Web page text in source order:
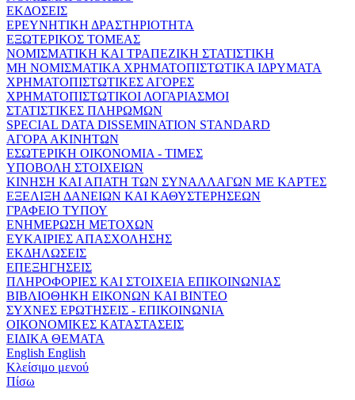
ΕΚΔΟΣΕΙΣ
ΕΡΕΥΝΗΤΙΚΗ ΔΡΑΣΤΗΡΙΟΤΗΤΑ
ΕΞΩΤΕΡΙΚΟΣ ΤΟΜΕΑΣ
ΝΟΜΙΣΜΑΤΙΚΗ ΚΑΙ ΤΡΑΠΕΖΙΚΗ ΣΤΑΤΙΣΤΙΚΗ
ΜΗ ΝΟΜΙΣΜΑΤΙΚΑ ΧΡΗΜΑΤΟΠΙΣΤΩΤΙΚΑ ΙΔΡΥΜΑΤΑ
ΧΡΗΜΑΤΟΠΙΣΤΩΤΙΚΕΣ ΑΓΟΡΕΣ
ΧΡΗΜΑΤΟΠΙΣΤΩΤΙΚΟΙ ΛΟΓΑΡΙΑΣΜΟΙ
ΣΤΑΤΙΣΤΙΚΕΣ ΠΛΗΡΩΜΩΝ
SPECIAL DATA DISSEMINATION STANDARD
ΑΓΟΡΑ ΑΚΙΝΗΤΩΝ
ΕΣΩΤΕΡΙΚΗ ΟΙΚΟΝΟΜΙΑ - ΤΙΜΕΣ
ΥΠΟΒΟΛΗ ΣΤΟΙΧΕΙΩΝ
ΚΙΝΗΣΗ ΚΑΙ ΑΠΑΤΗ ΤΩΝ ΣΥΝΑΛΛΑΓΩΝ ΜΕ ΚΑΡΤΕΣ
ΕΞΕΛΙΞΗ ΔΑΝΕΙΩΝ ΚΑΙ ΚΑΘΥΣΤΕΡΗΣΕΩΝ
ΓΡΑΦΕΙΟ ΤΥΠΟΥ
ΕΝΗΜΕΡΩΣΗ ΜΕΤΟΧΩΝ
ΕΥΚΑΙΡΙΕΣ ΑΠΑΣΧΟΛΗΣΗΣ
ΕΚΔΗΛΩΣΕΙΣ
ΕΠΕΞΗΓΗΣΕΙΣ
ΠΛΗΡΟΦΟΡΙΕΣ ΚΑΙ ΣΤΟΙΧΕΙΑ ΕΠΙΚΟΙΝΩΝΙΑΣ
ΒΙΒΛΙΟΘΗΚΗ ΕΙΚΟΝΩΝ ΚΑΙ ΒΙΝΤΕΟ
ΣΥΧΝΕΣ ΕΡΩΤΗΣΕΙΣ - ΕΠΙΚΟΙΝΩΝΙΑ
ΟΙΚΟΝΟΜΙΚΕΣ ΚΑΤΑΣΤΑΣΕΙΣ
ΕΙΔΙΚΑ ΘΕΜΑΤΑ
English English
Κλείσιμο μενού
Πίσω